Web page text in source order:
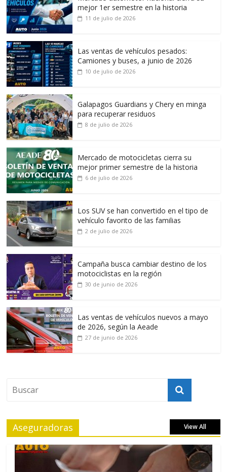
mejor 1er semestre en la historia
11 de julio de 2026
Las ventas de vehículos pesados:
Camiones y buses, a junio de 2026
10 de julio de 2026
Galapagos Guardians y Chery en minga
para recuperar residuos
8 de julio de 2026
Mercado de motocicletas cierra su
mejor primer semestre de la historia
6 de julio de 2026
Los SUV se han convertido en el tipo de
vehículo favorito de las familias
2 de julio de 2026
Campaña busca cambiar destino de los
motociclistas en la región
30 de junio de 2026
Las ventas de vehículos nuevos a mayo
de 2026, según la Aeade
27 de junio de 2026
Aseguradoras View All